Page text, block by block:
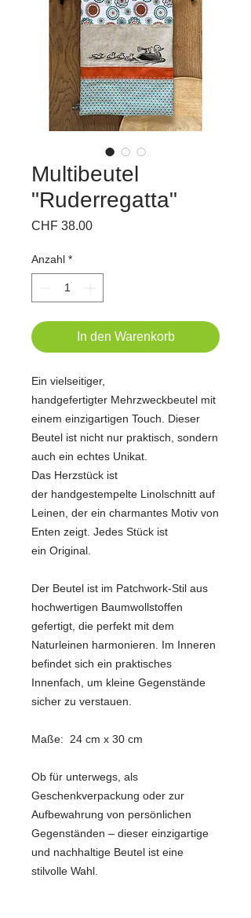
Multibeutel
"Ruderregatta"
CHF 38.00Preis
Anzahl *
In den Warenkorb
Ein vielseitiger,
handgefertigter Mehrzweckbeutel mit
einem einzigartigen Touch. Dieser
Beutel ist nicht nur praktisch, sondern
auch ein echtes Unikat.
Das Herzstück ist
der handgestempelte Linolschnitt auf
Leinen, der ein charmantes Motiv von
Enten zeigt. Jedes Stück ist
ein Original.
Der Beutel ist im Patchwork-Stil aus
hochwertigen Baumwollstoffen
gefertigt, die perfekt mit dem
Naturleinen harmonieren. Im Inneren
befindet sich ein praktisches
Innenfach, um kleine Gegenstände
sicher zu verstauen.
Maße: 24 cm x 30 cm
Ob für unterwegs, als
Geschenkverpackung oder zur
Aufbewahrung von persönlichen
Gegenständen – dieser einzigartige
und nachhaltige Beutel ist eine
stilvolle Wahl.